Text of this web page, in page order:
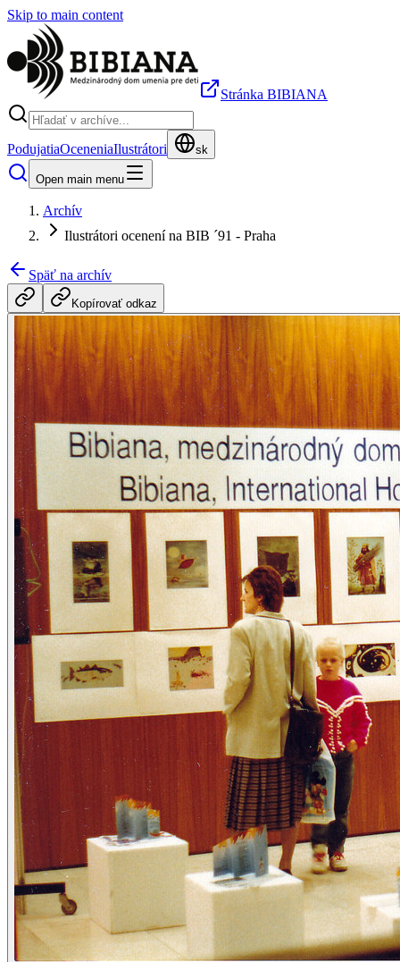
Skip to main content
Stránka BIBIANA
PodujatiaOceneniaIlustrátori sk
Open main menu
Archív
Ilustrátori ocenení na BIB ´91 - Praha
Späť na archív
Kopírovať odkaz